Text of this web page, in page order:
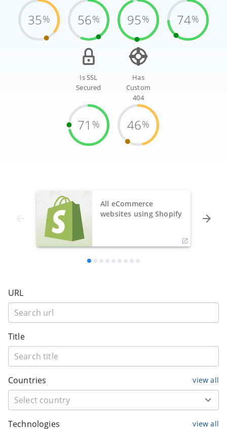
35% 56% 95% 74%
Is SSL
Secured
71 %
Has
Custom
404
46%
All eCommerce
websites using Shopify
URL
Title
Countries view all
Technologies view all